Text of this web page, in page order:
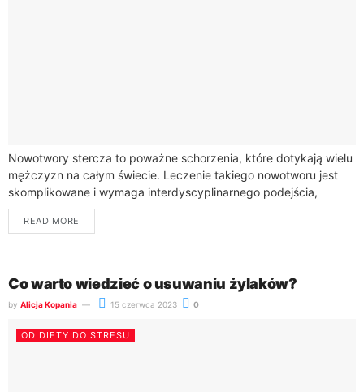
Nowotwory stercza to poważne schorzenia, które dotykają wielu
mężczyzn na całym świecie. Leczenie takiego nowotworu jest
skomplikowane i wymaga interdyscyplinarnego podejścia,
obejmującego różne metody terapeutyczne. Wybór
odpowiedniego leczenia zależy od...
READ MORE
Co warto wiedzieć o usuwaniu żylaków?
by Alicja Kopania 15 czerwca 2023 0
OD DIETY DO STRESU